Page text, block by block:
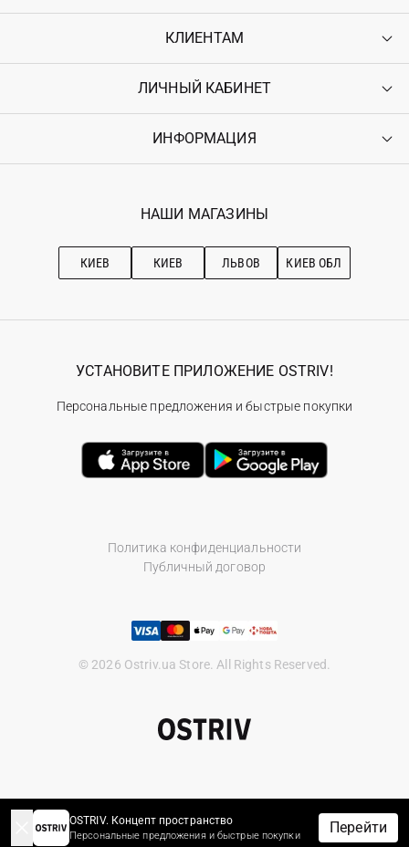
КЛИЕНТАМ
Контакты
Возврат
Гарантия
ЛИЧНЫЙ КАБИНЕТ
Войти
Ostriv Club+
ИНФОРМАЦИЯ
Наши магазини
Рекомендации по уходу
НАШИ МАГАЗИНЫ
КИЕВ КИЕВ ЛЬВОВ КИЕВ ОБЛ
Политика конфиденциальности
Публичный договор
© 2026 Ostriv.ua Store. All Rights Reserved.
УСТАНОВИТЕ ПРИЛОЖЕНИЕ OSTRIV!
Персональные предложения и быстрые покупки
OSTRIV. Концепт пространство
Персональные предложения и быстрые покупки Перейти